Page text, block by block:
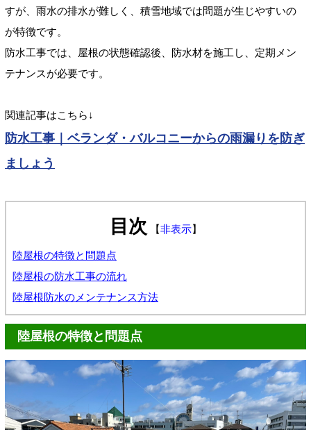
すが、雨水の排水が難しく、積雪地域では問題が生じやすいの
が特徴です。
防水工事では、屋根の状態確認後、防水材を施工し、定期メン
テナンスが必要です。
関連記事はこちら↓
防水工事｜ベランダ・バルコニーからの雨漏りを防ぎ
ましょう
目次 【非表示】
陸屋根の特徴と問題点
陸屋根の防水工事の流れ
陸屋根防水のメンテナンス方法
陸屋根の特徴と問題点